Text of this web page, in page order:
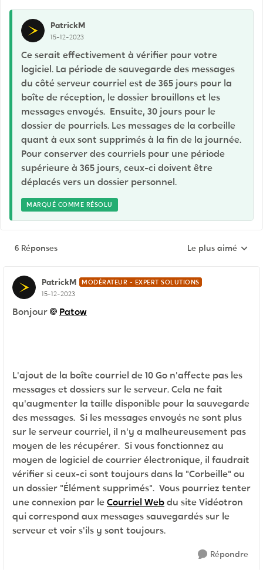
PatrickM
15-12-2023
Ce serait effectivement à vérifier pour votre
logiciel. La période de sauvegarde des messages
du côté serveur courriel est de 365 jours pour la
boîte de réception, le dossier brouillons et les
messages envoyés. Ensuite, 30 jours pour le
dossier de pourriels. Les messages de la corbeille
quant à eux sont supprimés à la fin de la journée.
Pour conserver des courriels pour une période
supérieure à 365 jours, ceux-ci doivent être
déplacés vers un dossier personnel.
MARQUÉ COMME RÉSOLU
6 Réponses Réponses triées
Le plus aimé
PatrickM MODÉRATEUR - EXPERT SOLUTIONS
15-12-2023
Bonjour Patow
L'ajout de la boîte courriel de 10 Go n'affecte pas les
messages et dossiers sur le serveur. Cela ne fait
qu'augmenter la taille disponible pour la sauvegarde
des messages. Si les messages envoyés ne sont plus
sur le serveur courriel, il n'y a malheureusement pas
moyen de les récupérer. Si vous fonctionnez au
moyen de logiciel de courrier électronique, il faudrait
vérifier si ceux-ci sont toujours dans la "Corbeille" ou
un dossier "Élément supprimés". Vous pourriez tenter
une connexion par leCourriel Webdu site Vidéotron
qui correspond aux messages sauvegardés sur le
serveur et voir s'ils y sont toujours.
Répondre